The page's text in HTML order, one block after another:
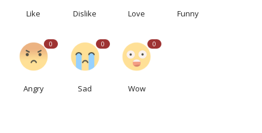
Like Dislike Love Funny
0
Angry
0
Sad
0
Wow